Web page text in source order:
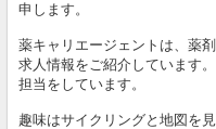
申します。
薬キャリエージェントは、薬
求人情報をご紹介しています
担当をしています。
趣味はサイクリングと地図を